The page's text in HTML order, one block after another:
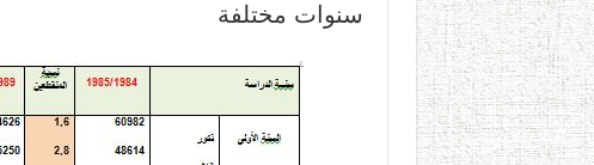
سنوات مختلفة